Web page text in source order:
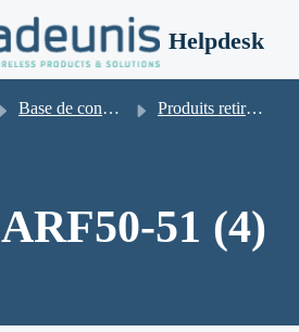
Helpdesk
Base de connaissances Produits retirés de la vente
ARF50-51 (4)